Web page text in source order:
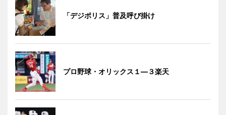
「デジポリス」普及呼び掛け
プロ野球・オリックス１―３楽天